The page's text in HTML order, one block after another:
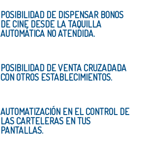
POSIBILIDAD DE DISPENSAR BONOS
DE CINE DESDE LA TAQUILLA
AUTOMÁTICA NO ATENDIDA.
POSIBILIDAD DE VENTA CRUZADADA
CON OTROS ESTABLECIMIENTOS.
AUTOMATIZACIÓN EN EL CONTROL DE
LAS CARTELERAS EN TUS
PANTALLAS.